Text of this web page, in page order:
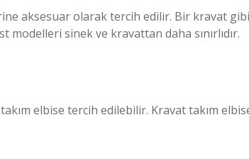
aksesuar olarak tercih edilir. Bir kravat gibi
sinek ve kravattan daha sınırlıdır.
elbise tercih edilebilir. Kravat takım